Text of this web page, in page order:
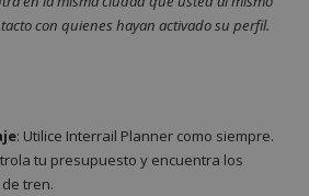
con quienes hayan activado su perfil.
: Utilice Interrail Planner como siempre.
tu presupuesto y encuentra los
tren.